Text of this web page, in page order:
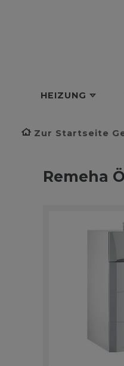
HEIZUNG
Zur Startseite
Remeha